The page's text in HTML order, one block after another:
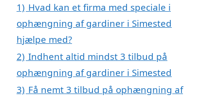
1) Hvad kan et firma med speciale i
ophængning af gardiner i Simested
hjælpe med?
2) Indhent altid mindst 3 tilbud på
ophængning af gardiner i Simested
3) Få nemt 3 tilbud på ophængning af